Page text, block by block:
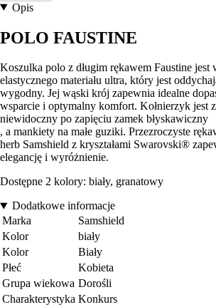
Opis
POLO FAUSTINE
Koszulka polo z długim rękawem Faustine jest
elastycznego materiału ultra, który jest
wygodny. Jej wąski krój zapewnia idealne
wsparcie i optymalny komfort. Kołnierzyk jest
niewidoczny po zapięciu zamek błyskawiczny
, a mankiety na małe guziki. Przezroczyste
herb Samshield z kryształami Swarovski®
elegancję i wyróżnienie.
Dostępne 2 kolory: biały, granatowy
Dodatkowe informacje
Marka
Samshield
Kolor
biały
Kolor
Biały
Płeć
Kobieta
Grupa wiekowa Dorośli
Charakterystyka Konkurs